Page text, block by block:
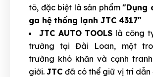
tô, đặc biệt là sản phẩm "Dụng
ga hệ thống lạnh JTC 4317"
JTC AUTO TOOLS là công
trường tại Đài Loan, một
trường khó khăn và cạnh
giới.JTC đã có thể giữ vị trí